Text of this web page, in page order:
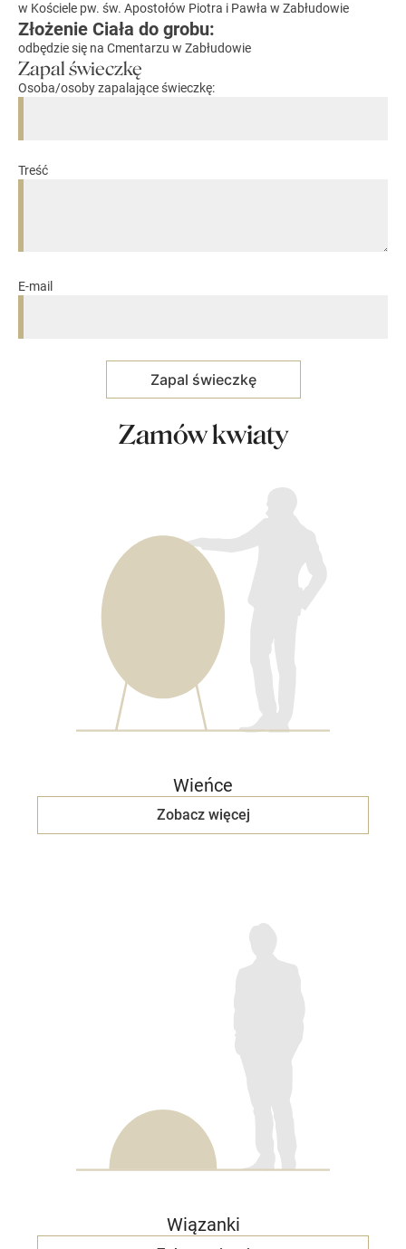
w Kościele pw. św. Apostołów Piotra i Pawła w Zabłudowie
Złożenie Ciała do grobu:
odbędzie się na Cmentarzu w Zabłudowie
Zapal świeczkę
Osoba/osoby zapalające świeczkę:
Treść
E-mail
Zamów kwiaty
Wieńce
Zobacz więcej
Wiązanki